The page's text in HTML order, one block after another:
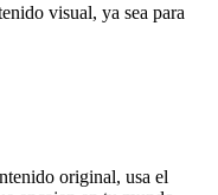
visual, ya sea para
original, usa el